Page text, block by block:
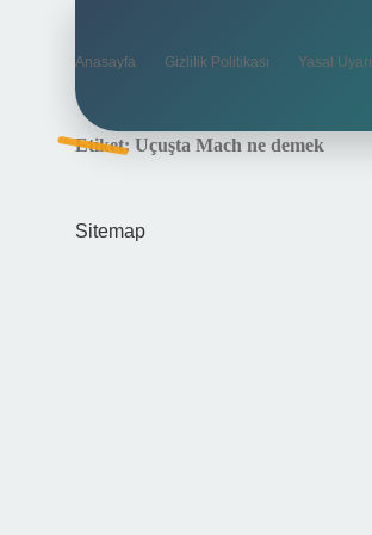
Anasayfa Gizlilik Politikası Yasal Uyarı
Etiket: Uçuşta Mach ne demek
Sitemap